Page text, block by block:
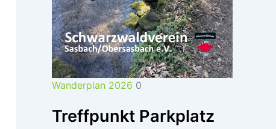
Wanderplan 2026 0
Treffpunkt Parkplatz